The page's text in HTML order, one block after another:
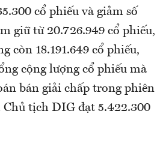
cổ phiếu và giảm số
giữ từ 20.726.949 cổ phiếu,
còn 18.191.649 cổ phiếu,
cộng lượng cổ phiếu mà
bán giải chấp trong phiên
Chủ tịch DIG đạt 5.422.300